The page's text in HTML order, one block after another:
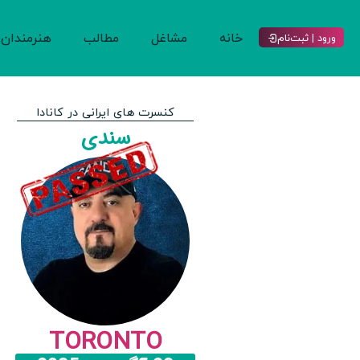
ورود | ثبت‌نام خانه مشاغل مطالب هنرمندان
کنسرت های ایرانی در کانادا
سندی
TORONTO